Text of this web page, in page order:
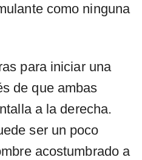
como ninguna
para iniciar una
de que ambas
a la derecha.
ser un poco
acostumbrado a